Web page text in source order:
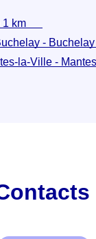
1 km
-
la-Ville -